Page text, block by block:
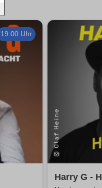
19:00 Uhr
Harry G -